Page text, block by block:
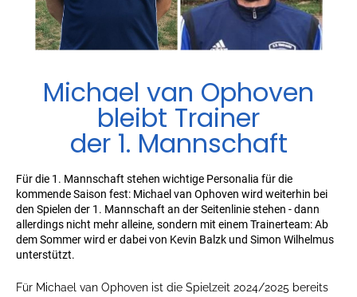
Michael van Ophoven
bleibt Trainer
der 1. Mannschaft
Für die 1. Mannschaft stehen wichtige Personalia für die
kommende Saison fest: Michael van Ophoven wird weiterhin bei
den Spielen der 1. Mannschaft an der Seitenlinie stehen - dann
allerdings nicht mehr alleine, sondern mit einem Trainerteam: Ab
dem Sommer wird er dabei von Kevin Balzk und Simon Wilhelmus
unterstützt.
Für Michael van Ophoven ist die Spielzeit 2024/2025 bereits